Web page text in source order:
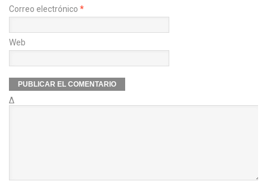
Correo electrónico *
Web
Δ